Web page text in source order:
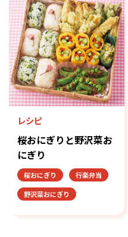
レシピ
桜おにぎりと野沢菜お
にぎり
桜おにぎり
行楽弁当
野沢菜おにぎり